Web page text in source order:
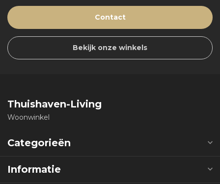
Contact
Bekijk onze winkels
Thuishaven-Living
Woonwinkel
Categorieën
Informatie